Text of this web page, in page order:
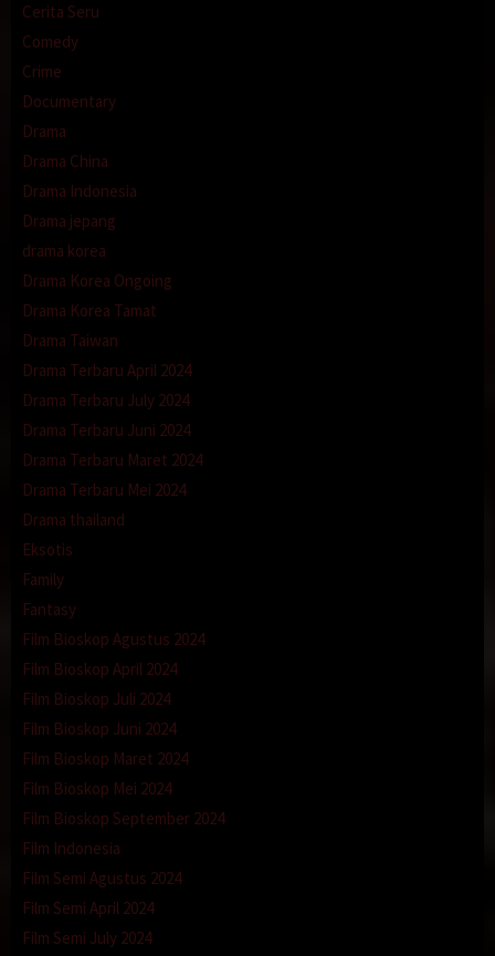
Cerita Seru
Comedy
Crime
Documentary
Drama
Drama China
Drama Indonesia
Drama jepang
drama korea
Drama Korea Ongoing
Drama Korea Tamat
Drama Taiwan
Drama Terbaru April 2024
Drama Terbaru July 2024
Drama Terbaru Juni 2024
Drama Terbaru Maret 2024
Drama Terbaru Mei 2024
Drama thailand
Eksotis
Family
Fantasy
Film Bioskop Agustus 2024
Film Bioskop April 2024
Film Bioskop Juli 2024
Film Bioskop Juni 2024
Film Bioskop Maret 2024
Film Bioskop Mei 2024
Film Bioskop September 2024
Film Indonesia
Film Semi Agustus 2024
Film Semi April 2024
Film Semi July 2024